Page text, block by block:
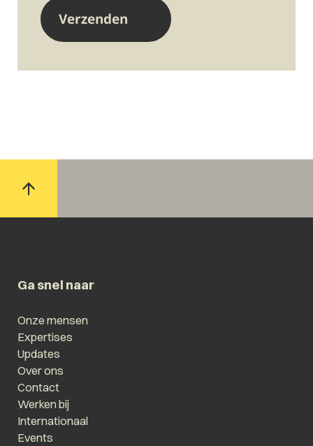
Ga snel naar
Onze mensen
Expertises
Updates
Over ons
Contact
Werken bij
Internationaal
Events